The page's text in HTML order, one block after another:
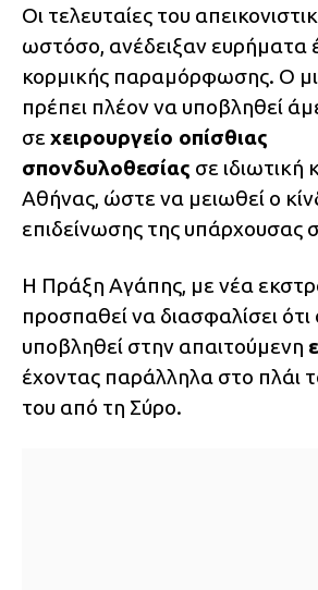
Οι τελευταίες του
ωστόσο, ανέδειξαν ευρήματα
κορμικής παραμόρφωσης. Ο
πρέπει πλέον να υποβληθεί
σε χειρουργείο οπίσθιας
σπονδυλοθεσίας σε ιδιωτική
Αθήνας, ώστε να μειωθεί ο
επιδείνωσης της υπάρχουσας
Η Πράξη Αγάπης, με νέα
προσπαθεί να διασφαλίσει
υποβληθεί στην απαιτούμενη
έχοντας παράλληλα στο πλάι
του από τη Σύρο.